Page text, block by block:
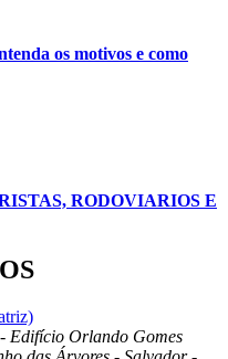
os motivos e como
RODOVIARIOS E
Edifício Orlando Gomes